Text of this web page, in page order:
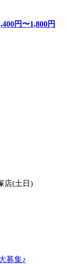
円〜1,800円
店(土日)
募集♪